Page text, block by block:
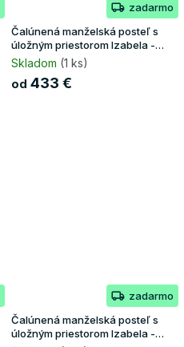
zadarmo
Čalúnená manželská posteľ s
úložným priestorom Izabela -
hnedá
Skladom (1 ks)
od 433 €
zadarmo
Čalúnená manželská posteľ s
úložným priestorom Izabela -